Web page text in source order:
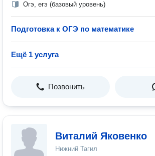
Огэ, егэ (базовый уровень)
Подготовка к ОГЭ по математике
Ещё 1 услуга
Позвонить
Виталий Яковенко
Нижний Тагил